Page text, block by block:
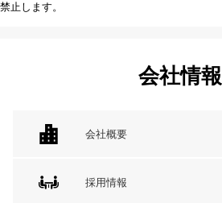
禁止します。
会社情報
会社概要
採用情報